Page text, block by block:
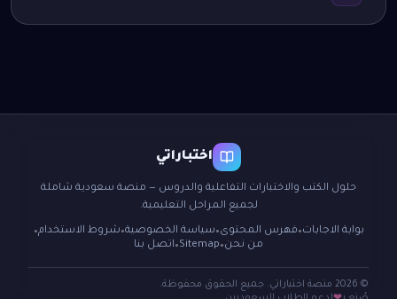
اختباراتي
حلول الكتب والاختبارات التفاعلية والدروس — منصة سعودية شاملة
لجميع المراحل التعليمية.
بوابة الاجابات ● فهرس المحتوى ● سياسة الخصوصية● شروط الاستخدام●
من نحن ●
Sitemap
● اتصل بنا
© 2026 منصة اختباراتي. جميع الحقوق محفوظة.